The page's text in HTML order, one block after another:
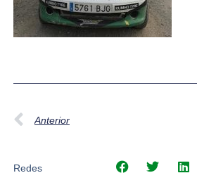
Anterior
Redes